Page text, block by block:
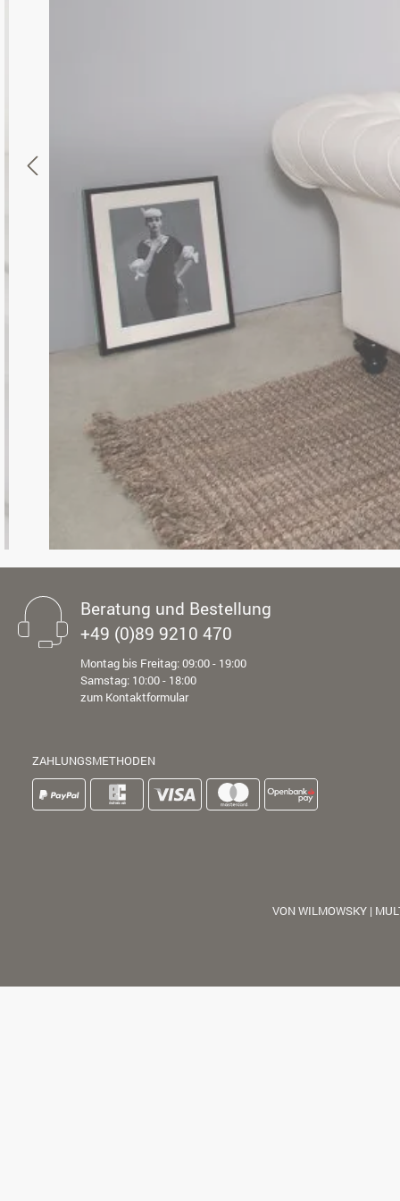
Beratung und Bestellung
+49 (0)89 9210 470
Montag bis Freitag: 09:00 - 19:00
Samstag: 10:00 - 18:00
zum Kontaktformular
ZAHLUNGSMETHODEN
VON WILMOWSKY |